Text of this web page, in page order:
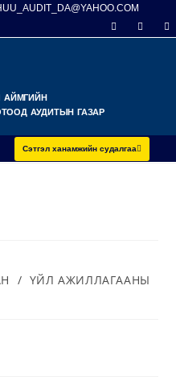
АЙМГИЙН
АУДИТЫН ГАЗАР
Сэтгэл ханамжийн судалгаа
/ ҮЙЛ АЖИЛЛАГААНЫ